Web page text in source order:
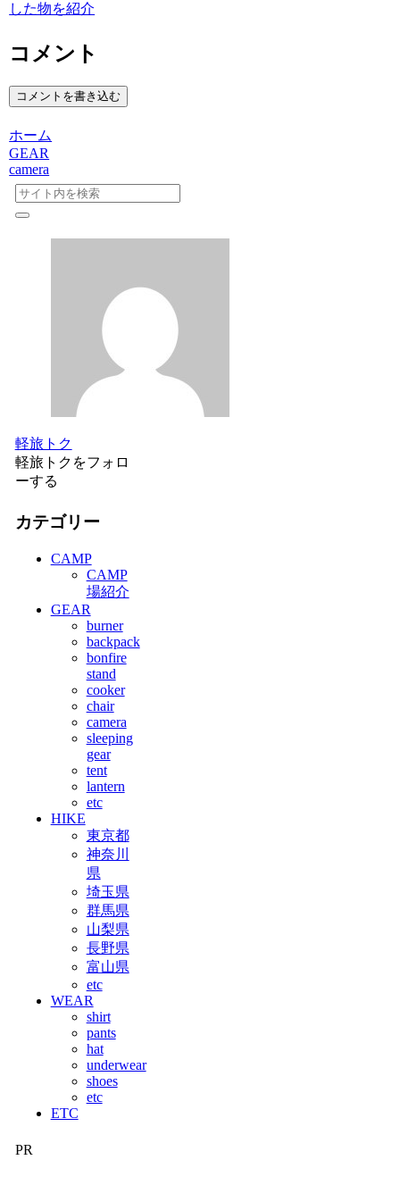
した物を紹介
コメント
コメントを書き込む
ホーム
GEAR
camera
軽旅トク
軽旅トクをフォロ
ーする
カテゴリー
CAMP
CAMP
場紹介
GEAR
burner
backpack
bonfire
stand
cooker
chair
camera
sleeping
gear
tent
lantern
etc
HIKE
東京都
神奈川
県
埼玉県
群馬県
山梨県
長野県
富山県
etc
WEAR
shirt
pants
hat
underwear
shoes
etc
ETC
PR